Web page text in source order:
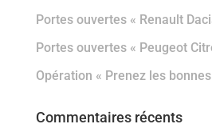
Portes ouvertes « Renault
Portes ouvertes « Peugeot
Opération « Prenez les
Commentaires récents